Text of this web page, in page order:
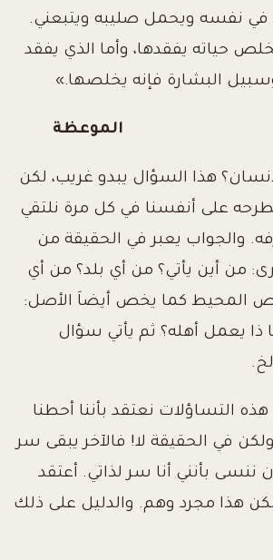
في نفسه ويحمل صليبه ويتبعني.
حياته يفقدها، وأما الذي يفقد
البشارة فإنه يخلصها.»
هذا السؤال يبدو غريب، لكن
على أنفسنا في كل مرة نلتقي
والجواب يعبر في الحقيقة من
من أين يأتي؟ من أي بلد؟ من أي
المحيط كما يخص أيضاَ الأصل:
ذا يعمل أهله؟ ثم يأتي سؤال
التساؤلات نعتقد بأننا أحطنا
في الحقيقة لا! فالآخر يبقى سر
ننسى بأنني أنا سر لذاتي. أعتقد
هذا مجرد وهم. والدليل على ذلك